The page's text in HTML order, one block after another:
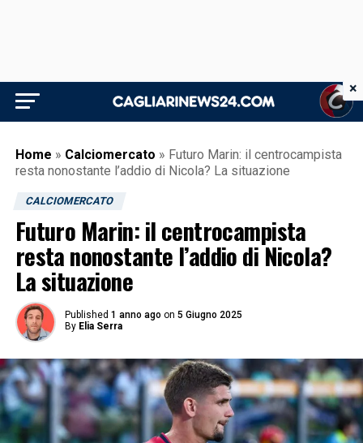
Home » Calciomercato » Futuro Marin: il centrocampista
resta nonostante l’addio di Nicola? La situazione
CALCIOMERCATO
Futuro Marin: il centrocampista
resta nonostante l’addio di Nicola?
La situazione
Published 1 anno ago on 5 Giugno 2025
By Elia Serra
×